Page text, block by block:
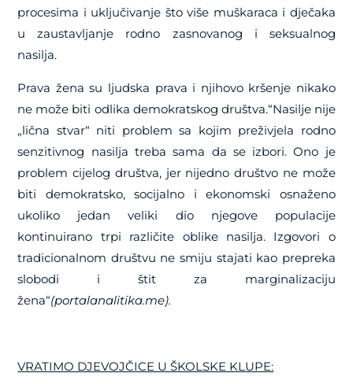
procesima i uključivanje što više muškaraca i dječaka
u zaustavljanje rodno zasnovanog i seksualnog
nasilja.
Prava žena su ljudska prava i njihovo kršenje nikako
ne može biti odlika demokratskog društva.“Nasilje nije
„lična stvar“ niti problem sa kojim preživjela rodno
senzitivnog nasilja treba sama da se izbori. Ono je
problem cijelog društva, jer nijedno društvo ne može
biti demokratsko, socijalno i ekonomski osnaženo
ukoliko jedan veliki dio njegove populacije
kontinuirano trpi različite oblike nasilja. Izgovori o
tradicionalnom društvu ne smiju stajati kao prepreka
slobodi i štit za marginalizaciju
žena“(portalanalitika.me).
VRATIMO DJEVOJČICE U ŠKOLSKE KLUPE: